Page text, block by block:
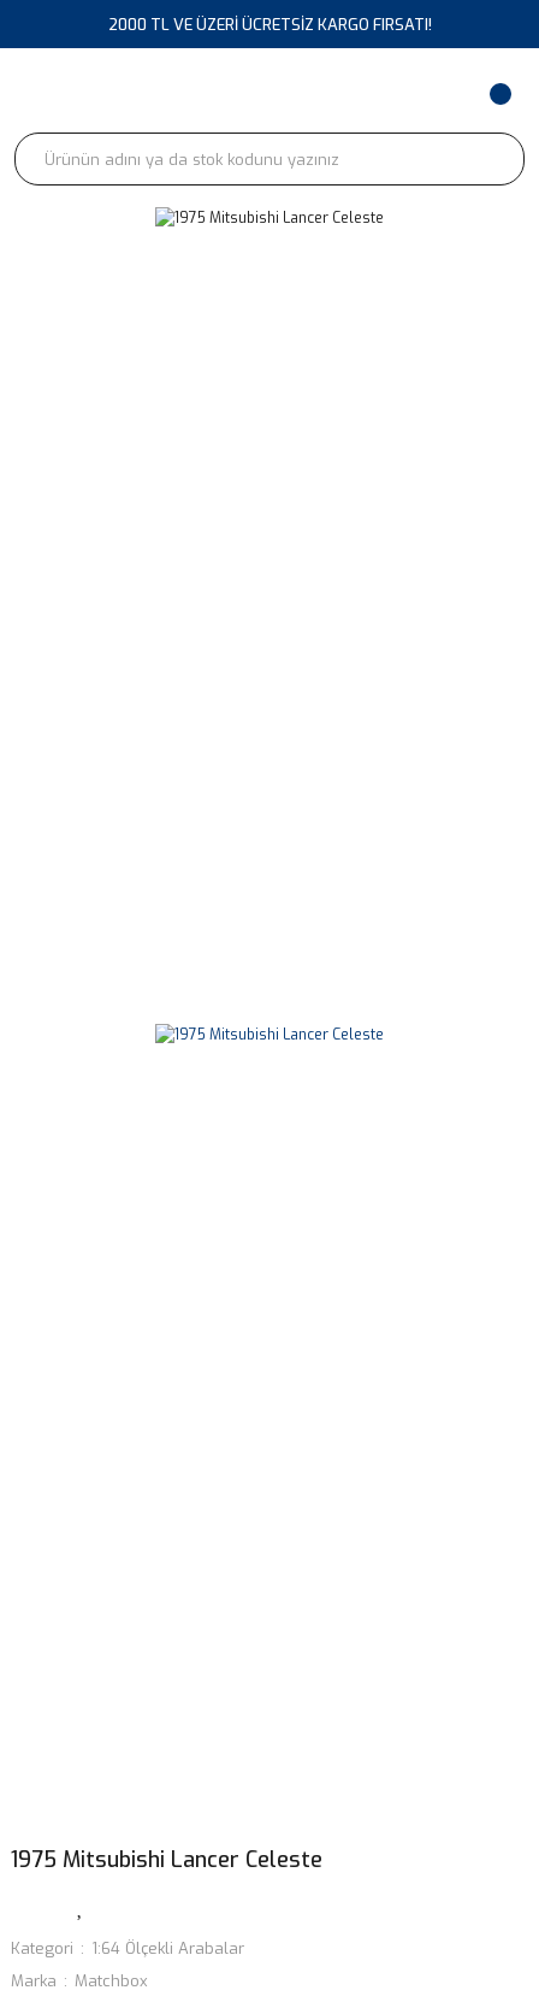
2000 TL VE ÜZERİ ÜCRETSİZ KARGO FIRSATI!
1975 Mitsubishi Lancer Celeste
Kategori
1:64 Ölçekli Arabalar
Marka
Matchbox